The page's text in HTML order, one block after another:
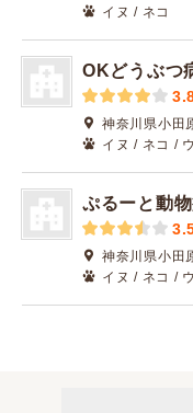
イヌ / ネコ
OKどうぶつ
神奈川県小田
イヌ / ネコ /
ぷるーと動
神奈川県小田
イヌ / ネコ /